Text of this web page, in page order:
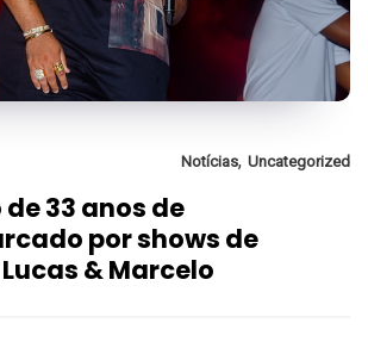
Notícias, Uncategorized
33 anos de
por shows de
& Marcelo